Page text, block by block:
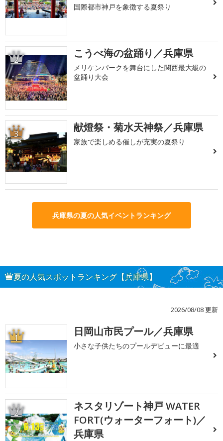
国際都市神戸を象徴する夏祭り
2 こうべ海の盆踊り／兵庫県
メリケンパークを舞台にした関西最大級の
盆踊り大会
3 献燈祭・菊水天神祭／兵庫県
家族で楽しめる催しが充実の夏祭り
兵庫県の夏の人気イベントランキング
夏の人気スポットランキング【兵庫県】
2026/08/08 更新
1 日岡山市民プール／兵庫県
小さな子供たちのプールデビューに最適
2
ネスタリゾート神戸 WATER
FORT(ウォーターフォート)／
兵庫県